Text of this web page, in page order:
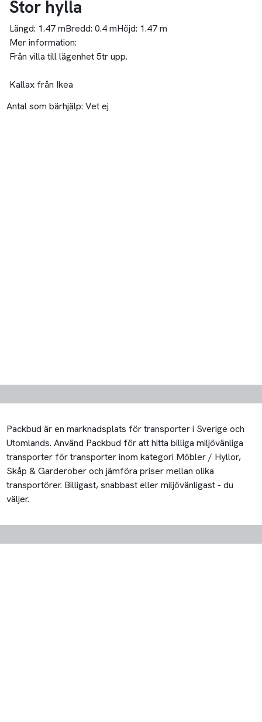
Stor hylla
Längd: 1.47 mBredd: 0.4 mHöjd: 1.47 m
Mer information:
Från villa till lägenhet 5tr upp.
Kallax från Ikea
Antal som bärhjälp: Vet ej
Packbud är en marknadsplats för transporter i Sverige och
Utomlands. Använd Packbud för att hitta billiga miljövänliga
transporter för transporter inom kategori Möbler / Hyllor,
Skåp & Garderober och jämföra priser mellan olika
transportörer. Billigast, snabbast eller miljövänligast - du
väljer.